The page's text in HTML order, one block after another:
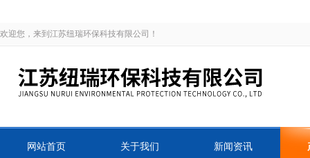
欢迎您，来到江苏纽瑞环保科技有限公司！
网站首页 关于我们 新闻资讯